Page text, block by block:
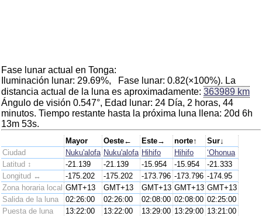
Fase lunar actual en Tonga:
Iluminación lunar: 29.69%, Fase lunar: 0.82(×100%). La
distancia actual de la luna es aproximadamente: 363989 km
Ángulo de visión 0.547°, Edad lunar: 24 Día, 2 horas, 44
minutos. Tiempo restante hasta la próxima luna llena: 20d 6h
13m 53s.
Mayor Oeste← Este→ norte↑
Sur↓
Ciudad
Nuku'alofa Nuku'alofa Hihifo Hihifo
‘Ohonua
Latitud ↕
-21.139 -21.139 -15.954 -15.954
-21.333
Longitud ↔
-175.202 -175.202 -173.796 -173.796 -174.95
Zona horaria local GMT+13 GMT+13 GMT+13 GMT+13 GMT+13
Salida de la luna
02:26:00 02:26:00 02:08:00 02:08:00 02:25:00
Puesta de luna
13:22:00 13:22:00 13:29:00 13:29:00 13:21:00